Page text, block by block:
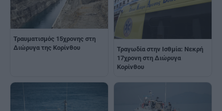
Τραυματισμός 15χρονης στη
Διώρυγα της Κορίνθου
Τραγωδία στην Ισθμία: Νεκρή
17χρονη στη Διώρυγα
Κορίνθου